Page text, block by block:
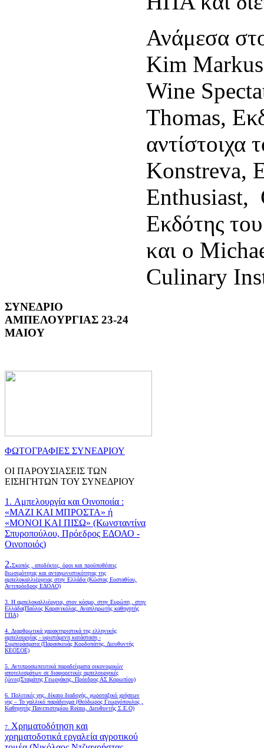
Ανάμεσα
Kim
Wine
Thomas,
Konstreva,
Enthusiast,
Εκδότης
και ο
Culinary
ΣΥΝΕΔΡΙΟ
ΑΜΠΕΛΟΥΡΓΙΑΣ 23-24
ΜΑΙΟΥ
ΦΩΤΟΓΡΑΦΙΕΣ ΣΥΝΕΔΡΙΟΥ
ΟΙ ΠΑΡΟΥΣΙΑΣΕΙΣ ΤΩΝ
ΕΙΣΗΓΗΤΩΝ ΤΟΥ ΣΥΝΕΔΡΙΟΥ
1. Αμπελουργία και Οινοποιία :
«ΜΑΖΙ ΚΑΙ ΜΠΡΟΣΤΑ» ή
«ΜΟΝΟΙ ΚΑΙ ΠΙΣΩ» (Κωνσταντίνα
Σπυροπούλου, Πρόεδρος ΕΔΟΑΟ -
Οινοποιός)
2.Σκοπός , αποδέκτες, όροι και προϋποθέσεις
βιωσιμότητας και ανταγωνιστικότητας της
αμπελοκαλλιέργειας στην Ελλάδα (Κώστας Ευσταθίου,
Αντιπρόεδρος ΕΔΟΑΟ)
3. Η αμπελοκαλλιέργεια, στον κόσμο, στην Ευρώπη , στην
Ελλάδα(Παύλος Καρανικόλας, Αναπληρωτής καθηγητής
ΓΠΑ)
4. Διαρθρωτικά χαρακτηριστικά της ελληνικής
αμπελουργίας - υφιστάμενη κατάσταση -
Συμπεράσματα (Παρασκευάς Κορδοπάτης, Διευθυντής
ΚΕΟΣΟΕ)
5. Αντιπροσωπευτικά παραδείγματα οικονομικών
αποτελεσμάτων σε διαφορετικές αμπελουργικές
ζώνες(Σταμάτης Γεωργάκης, Πρόεδρος ΑΣ Κορωπίου)
6. Πολιτικές γης, δίκαιο διαδοχής, χωροταξικό χρήσεων
γης – Το γαλλικό παράδειγμα (Θεόδωρος Γεωργόπουλος ,
Καθηγητής Πανεπιστημίου Reims, Διευθυντής Σ.Ε.Ο)
7. Χρηματοδότηση και
χρηματοδοτικά εργαλεία αγροτικού